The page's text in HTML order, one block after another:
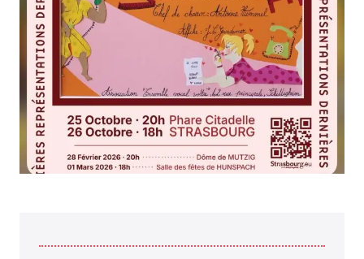
ACTIONS ARTISTIQUES
RESSOURCES
QUI SOMMES-NOUS ?
THÉMATIQUES
RECHERCHE
CONTACT
ACTUALITÉS